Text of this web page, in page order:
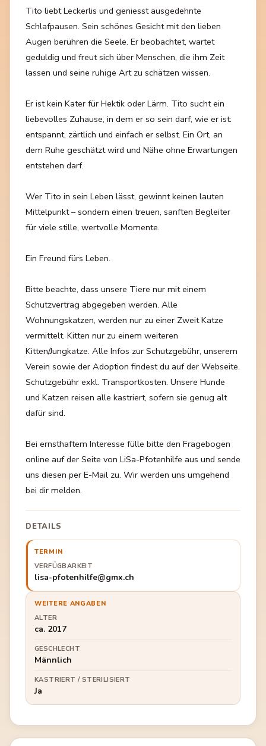
Tito liebt Leckerlis und geniesst ausgedehnte
Schlafpausen. Sein schönes Gesicht mit den lieben
Augen berühren die Seele. Er beobachtet, wartet
geduldig und freut sich über Menschen, die ihm Zeit
lassen und seine ruhige Art zu schätzen wissen.
Er ist kein Kater für Hektik oder Lärm. Tito sucht ein
liebevolles Zuhause, in dem er so sein darf, wie er ist:
entspannt, zärtlich und einfach er selbst. Ein Ort, an
dem Ruhe geschätzt wird und Nähe ohne Erwartungen
entstehen darf.
Wer Tito in sein Leben lässt, gewinnt keinen lauten
Mittelpunkt – sondern einen treuen, sanften Begleiter
für viele stille, wertvolle Momente.
Ein Freund fürs Leben.
Bitte beachte, dass unsere Tiere nur mit einem
Schutzvertrag abgegeben werden. Alle
Wohnungskatzen, werden nur zu einer Zweit Katze
vermittelt. Kitten nur zu einem weiteren
Kitten/Jungkatze. Alle Infos zur Schutzgebühr, unserem
Verein sowie der Adoption findest du auf der Webseite.
Schutzgebühr exkl. Transportkosten. Unsere Hunde
und Katzen reisen alle kastriert, sofern sie genug alt
dafür sind.
Bei ernsthaftem Interesse fülle bitte den Fragebogen
online auf der Seite von LiSa-Pfotenhilfe aus und sende
uns diesen per E-Mail zu. Wir werden uns umgehend
bei dir melden.
DETAILS
TERMIN
VERFÜGBARKEIT
lisa-pfotenhilfe@gmx.ch
WEITERE ANGABEN
ALTER
ca. 2017
GESCHLECHT
Männlich
KASTRIERT / STERILISIERT
Ja